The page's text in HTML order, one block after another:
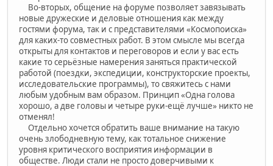
Во-вторых, общение на форуме позволяет завязывать
новые дружеские и деловые отношения как между
гостями форума, так и с представителями «Космопоиска»
для каких-то совместных работ. В этом смысле мы всегда
открыты для контактов и переговоров и если у вас есть
какие то серьёзные намерения заняться практической
работой (поездки, экспедиции, конструкторские проекты,
исследовательские программы), то свяжитесь с нами
любым удобным вам образом. Принцип «Одна голова
хорошо, а две головы и четыре руки-ещё лучше» никто не
отменял!
Отдельно хочется обратить ваше внимание на такую
очень злободневную тему, как тотальное снижение
уровня критического восприятия информации в
обществе. Люди стали не просто доверчивыми к